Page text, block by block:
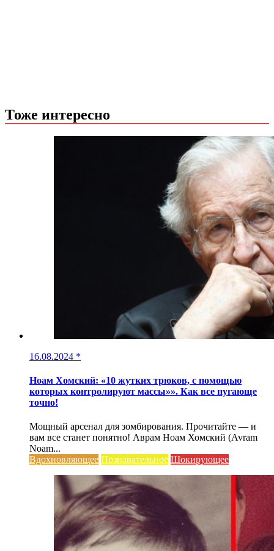
Тоже интересно
16.08.2024 *
Ноам Хомский: «10 жутких трюков, с помощью
которых контролируют массы»». Как все пугающе
точно!
Мощный арсенал для зомбирования. Прочитайте — и
вам все станет понятно! Аврам Ноам Хомский (Avram
Noam...
Вдохновляющее Познавательное Шокирующее